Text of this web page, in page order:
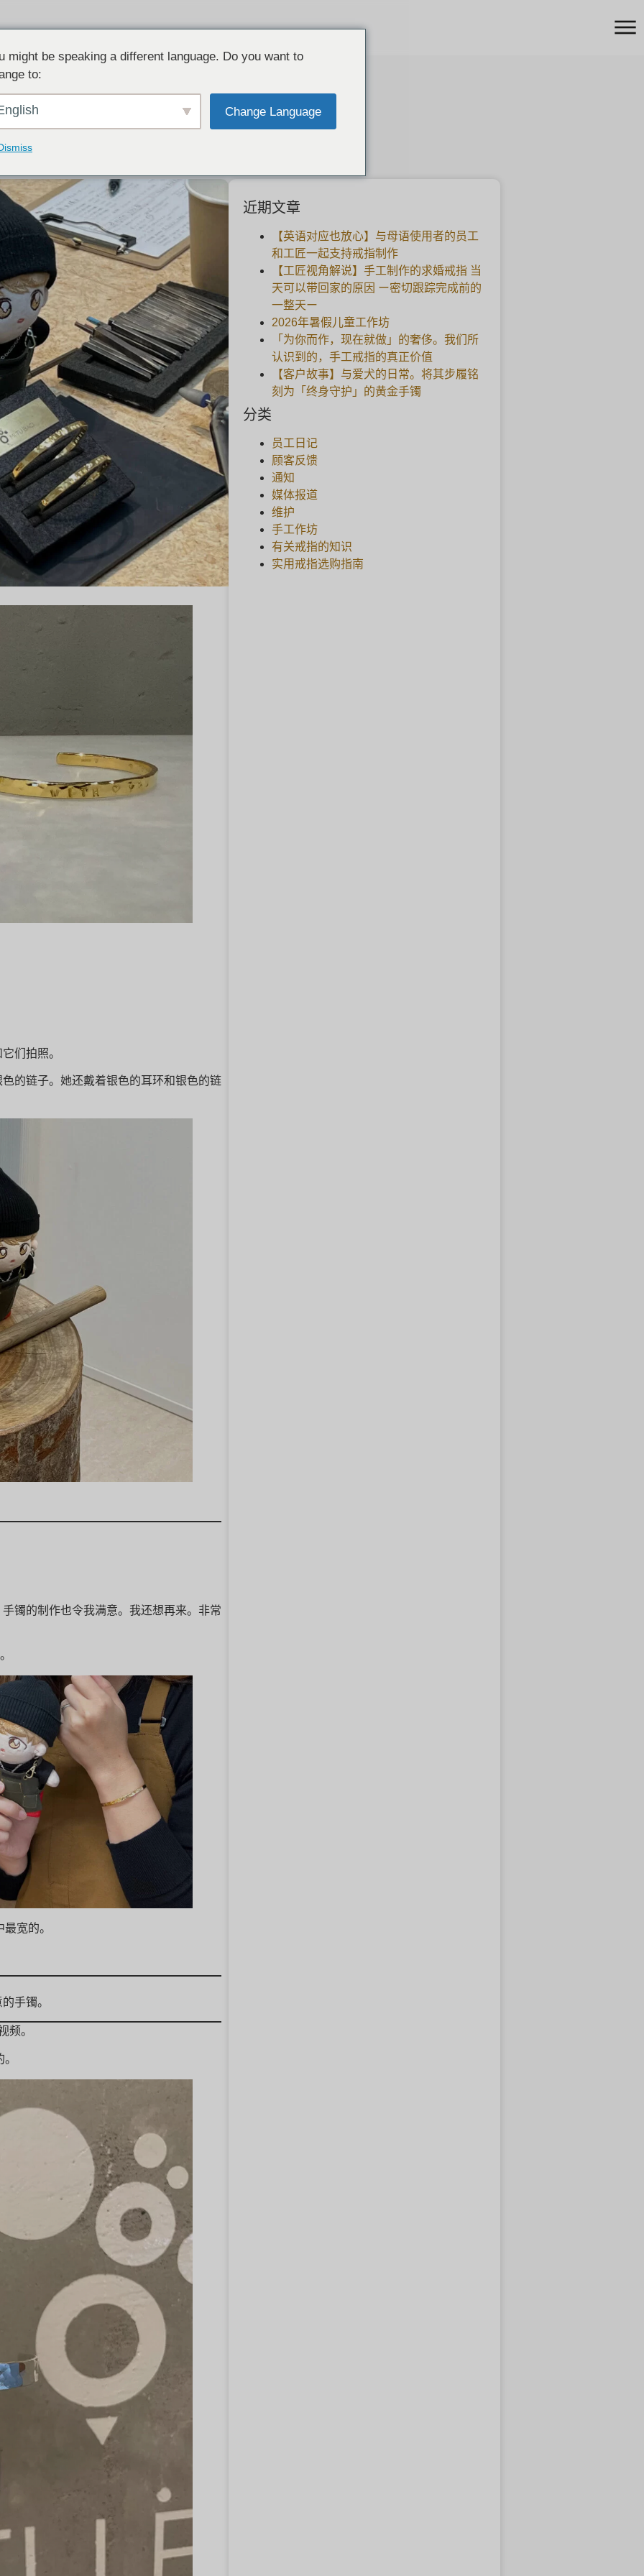
宽大的手工银手镯与你最喜欢的艺术家。
们拍照。
的链子。她还戴着银色的耳环和银色的链
镯的制作也令我满意。我还想再来。非常
宽的。
手镯。
频。
近期文章
【英语对应也放心】与母语使用者的员工
和工匠一起支持戒指制作
【工匠视角解说】手工制作的求婚戒指 当
天可以带回家的原因 ー密切跟踪完成前的
一整天ー
2026年暑假儿童工作坊
「为你而作，现在就做」的奢侈。我们所
认识到的，手工戒指的真正价值
【客户故事】与爱犬的日常。将其步履铭
刻为「终身守护」的黄金手镯
分类
员工日记
顾客反馈
通知
媒体报道
维护
手工作坊
有关戒指的知识
实用戒指选购指南
might be speaking a different language. Do you want to
to:
Change Language